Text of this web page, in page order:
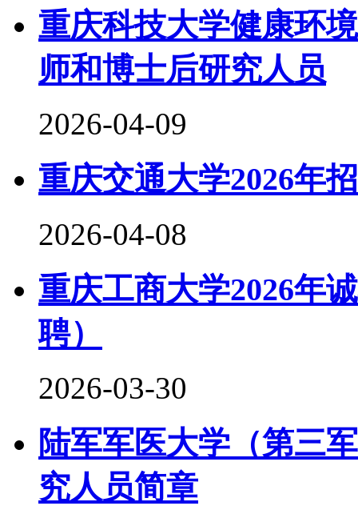
重庆科技大学健康环
师和博士后研究人员
2026-04-09
重庆交通大学2026年
2026-04-08
重庆工商大学2026年
聘）
2026-03-30
陆军军医大学（第三
究人员简章